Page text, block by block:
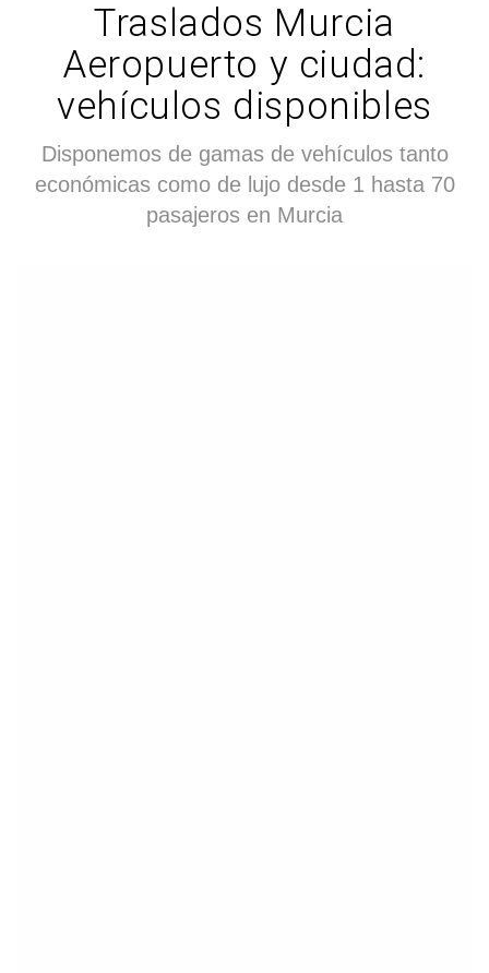
Traslados Murcia
Aeropuerto y ciudad:
vehículos disponibles
Disponemos de gamas de vehículos tanto
económicas como de lujo desde 1 hasta 70
pasajeros en Murcia